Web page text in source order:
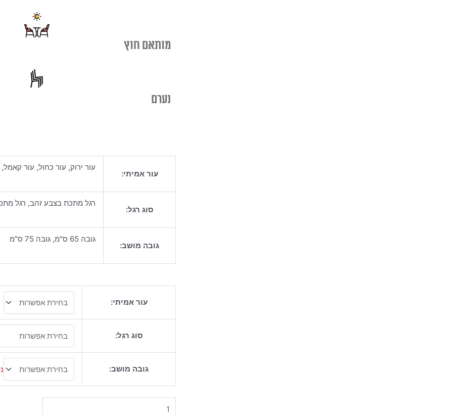
מותאם חוץ
נערם
עור אמיתי:
עור ירוק, עור כחול, עור
סוג רגל:
רגל מתכת בצבע זהב, רגל
גובה מושב:
גובה 65 ס"מ, גובה 75 ס"מ
עור אמיתי:
סוג רגל:
גובה מושב: